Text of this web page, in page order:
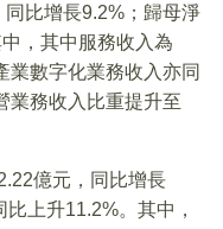
比增長9.2%；歸母淨
，其中服務收入為
業數字化業務收入亦同
業務收入比重提升至
億元，同比增長
上升11.2%。其中，